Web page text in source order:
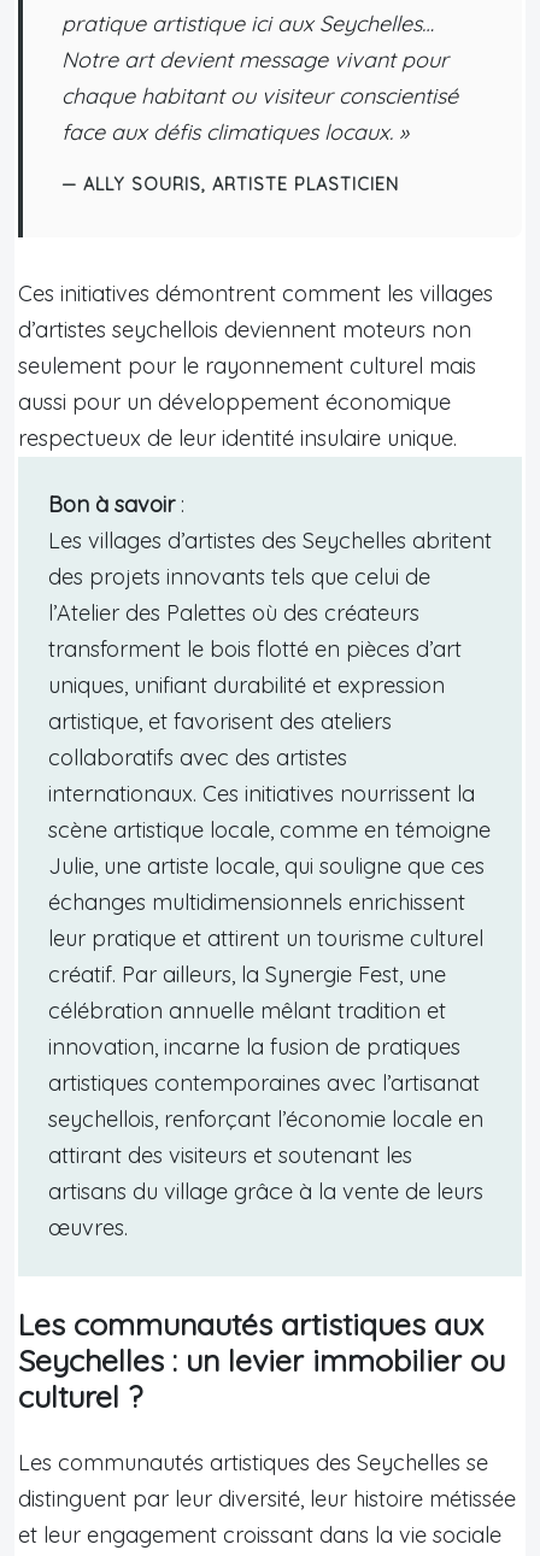
pratique artistique ici aux Seychelles…
Notre art devient message vivant pour
chaque habitant ou visiteur conscientisé
face aux défis climatiques locaux. »
— ALLY SOURIS, ARTISTE PLASTICIEN
Ces initiatives démontrent comment les villages
d’artistes seychellois deviennent moteurs non
seulement pour le rayonnement culturel mais
aussi pour un développement économique
respectueux de leur identité insulaire unique.
Bon à savoir:
Les villages d’artistes des Seychelles abritent
des projets innovants tels que celui de
l’Atelier des Palettes où des créateurs
transforment le bois flotté en pièces d’art
uniques, unifiant durabilité et expression
artistique, et favorisent des ateliers
collaboratifs avec des artistes
internationaux. Ces initiatives nourrissent la
scène artistique locale, comme en témoigne
Julie, une artiste locale, qui souligne que ces
échanges multidimensionnels enrichissent
leur pratique et attirent un tourisme culturel
créatif. Par ailleurs, la Synergie Fest, une
célébration annuelle mêlant tradition et
innovation, incarne la fusion de pratiques
artistiques contemporaines avec l’artisanat
seychellois, renforçant l’économie locale en
attirant des visiteurs et soutenant les
artisans du village grâce à la vente de leurs
œuvres.
Les communautés artistiques aux
Seychelles : un levier immobilier ou
culturel ?
Les communautés artistiques des Seychelles se
distinguent par leur diversité, leur histoire métissée
et leur engagement croissant dans la vie sociale